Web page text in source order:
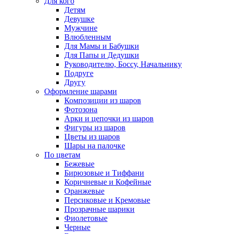
Детям
Девушке
Мужчине
Влюбленным
Для Мамы и Бабушки
Для Папы и Дедушки
Руководителю, Боссу, Начальнику
Подруге
Другу
Оформление шарами
Композиции из шаров
Фотозона
Арки и цепочки из шаров
Фигуры из шаров
Цветы из шаров
Шары на палочке
По цветам
Бежевые
Бирюзовые и Тиффани
Коричневые и Кофейные
Оранжевые
Персиковые и Кремовые
Прозрачные шарики
Фиолетовые
Черные